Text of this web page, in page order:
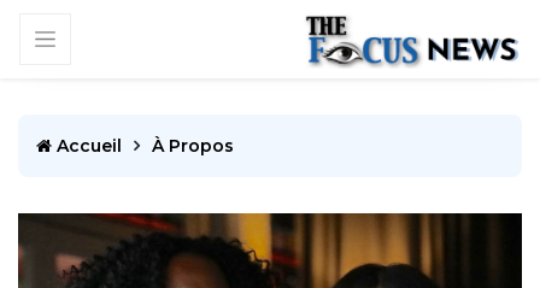
Accueil À Propos